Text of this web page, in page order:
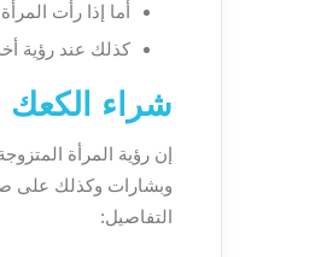
أما إذا رأت
كذلك عند رؤية
شراء الكعك
إن رؤية المرأة
وبشارات وكذلك على
التفاصيل: